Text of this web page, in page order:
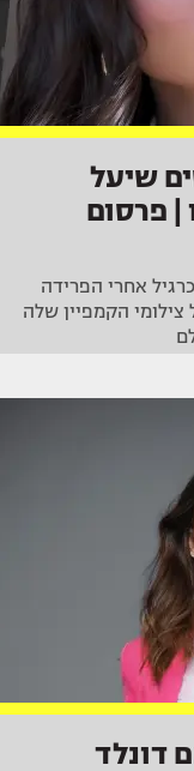
שיעל
| פרסום
אחרי הפרידה
הקמפיין שלה
דונלד